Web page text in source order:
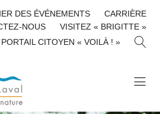
DES ÉVÉNEMENTS
CARRIÈRE
NOUS
VISITEZ « BRIGITTE »
PORTAIL CITOYEN « VOILÀ ! »
H